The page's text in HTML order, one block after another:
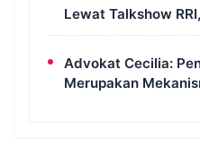
Lewat Talkshow
Diingatkan
Advokat Cecilia:
Merupakan